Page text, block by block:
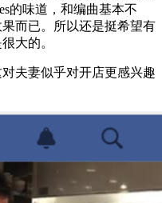
的味道，和编曲基本不
而已。所以还是挺希望有
大的。
夫妻似乎对开店更感兴趣